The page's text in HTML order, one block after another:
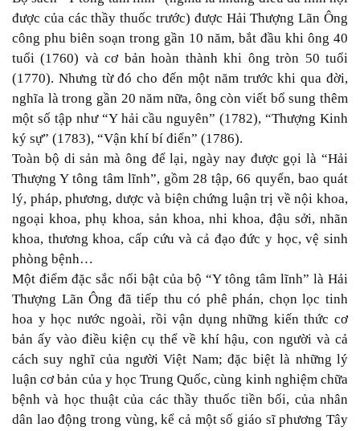
được của các thầy thuốc trước) được Hải Thượng Lãn Ông
công phu biên soạn trong gần 10 năm, bắt đầu khi ông 40
tuổi (1760) và cơ bản hoàn thành khi ông tròn 50 tuổi
(1770). Nhưng từ đó cho đến một năm trước khi qua đời,
nghĩa là trong gần 20 năm nữa, ông còn viết bổ sung thêm
một số tập như “Y hải cầu nguyên” (1782), “Thượng Kinh
ký sự” (1783), “Vận khí bí điển” (1786).
Toàn bộ di sản mà ông để lại, ngày nay được gọi là “Hải
Thượng Y tông tâm lĩnh”, gồm 28 tập, 66 quyển, bao quát
lý, pháp, phương, dược và biện chứng luận trị về nội khoa,
ngoại khoa, phụ khoa, sản khoa, nhi khoa, đậu sởi, nhãn
khoa, thương khoa, cấp cứu và cả đạo đức y học, vệ sinh
phòng bệnh…
Một điểm đặc sắc nổi bật của bộ “Y tông tâm lĩnh” là Hải
Thượng Lãn Ông đã tiếp thu có phê phán, chọn lọc tinh
hoa y học nước ngoài, rồi vận dụng những kiến thức cơ
bản ấy vào điều kiện cụ thể về khí hậu, con người và cả
cách suy nghĩ của người Việt Nam; đặc biệt là những lý
luận cơ bản của y học Trung Quốc, cùng kinh nghiệm chữa
bệnh và học thuật của các thầy thuốc tiền bối, của nhân
dân lao động trong vùng, kể cả một số giáo sĩ phương Tây